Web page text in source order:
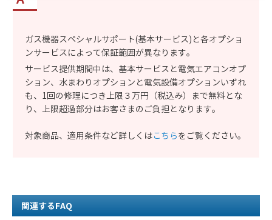
ガス機器スペシャルサポート(基本サービス)と各オプショ
ンサービスによって保証範囲が異なります。
サービス提供期間中は、基本サービスと電気エアコンオプ
ション、水まわりオプションと電気設備オプションいずれ
も、1回の修理につき上限３万円（税込み）まで無料とな
り、上限超過部分はお客さまのご負担となります。
対象商品、適用条件など詳しくはこちらをご覧ください。
関連するFAQ